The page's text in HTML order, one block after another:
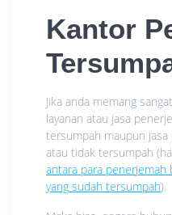
Kantor
Jika anda memang
layanan atau jasa
tersumpah maupun
atau tidak tersumpah
antara para penerjemah
yang sudah tersumpah).